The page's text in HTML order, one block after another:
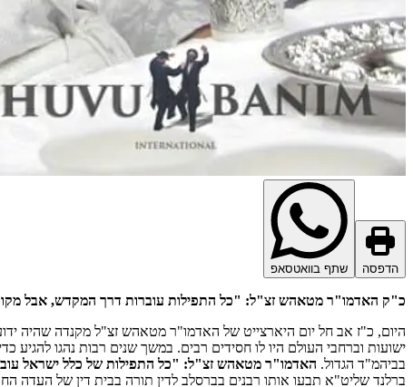
הדפסה שתף בוואטסאפ
כ"ק האדמו"ר מטאהש זצ"ל: "כל התפילות עוברות דרך המקדש, אבל
ישועות וברחבי העולם היו לו חסידים רבים. במשך שנים רבות נהגו
בביהמ"ד הגדול. האדמו"ר מטאהש זצ"ל: "כל התפילות של כלל ישראל
ברלנד שליט"א תבעו אותו רבנים בברסלב לדין תורה בבית דין של העדה